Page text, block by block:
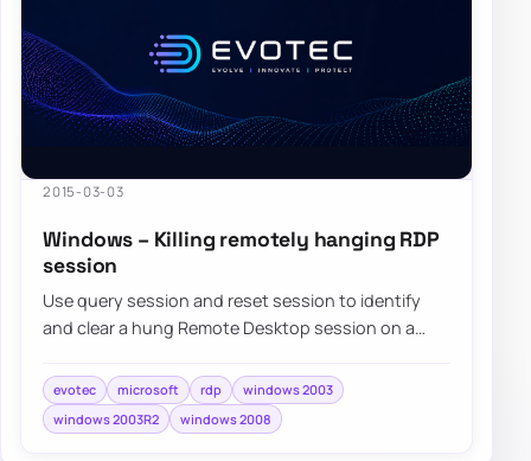
2015-03-03
Windows – Killing remotely hanging RDP
session
Use query session and reset session to identify
and clear a hung Remote Desktop session on a
evotec microsoft rdp
windows 2003
windows 2003R2
windows 2008